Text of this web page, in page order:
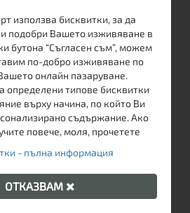
да се опакова в собствения
джоба с цип.
и PFOA химикали.
fitting) за спортна визия
бягане, колоездене и
изискващи лека и
използва бисквитки, за да
подобри Вашето изживяване в
бутона “Съгласен съм”, можем
по-добро изживяване по
онлайн пазаруване.
определени типове бисквитки
върху начина, по който Ви
съдържание. Ако
повече, моля, прочетете
- пълна информация
ОТКАЗВАМ